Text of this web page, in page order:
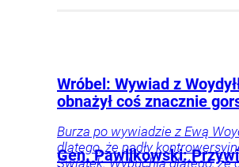
Wróbel: Wywiad z
obnażył coś znacznie
Burza po wywiadzie z Ewą
dlatego, że padły
Świątek. Wybuchła dlatego, że
Gen. Pawlikowski: